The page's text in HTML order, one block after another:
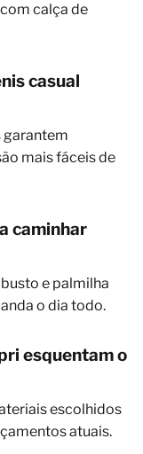
calça de
casual
garantem
mais fáceis de
caminhar
e palmilha
o dia todo.
esquentam o
escolhidos
atuais.